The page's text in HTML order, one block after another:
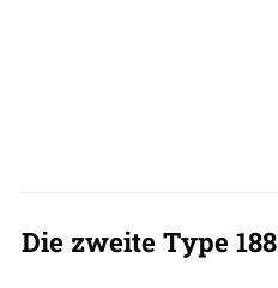
Die zweite Type 188